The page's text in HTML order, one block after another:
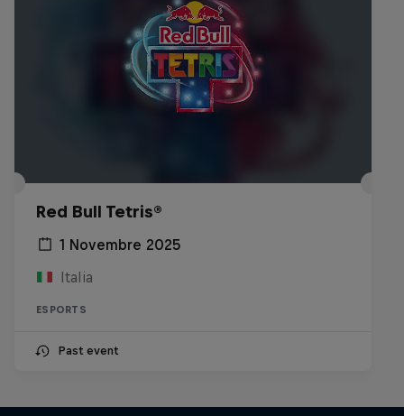
Red Bull Tetris®
1 Novembre 2025
Italia
ESPORTS
Past event